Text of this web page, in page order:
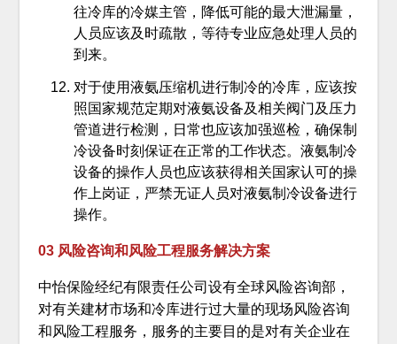
往冷库的冷媒主管，降低可能的最大泄漏量，
人员应该及时疏散，等待专业应急处理人员的
到来。
对于使用液氨压缩机进行制冷的冷库，应该按
照国家规范定期对液氨设备及相关阀门及压力
管道进行检测，日常也应该加强巡检，确保制
冷设备时刻保证在正常的工作状态。液氨制冷
设备的操作人员也应该获得相关国家认可的操
作上岗证，严禁无证人员对液氨制冷设备进行
操作。
03 风险咨询和风险工程服务解决方案
中怡保险经纪有限责任公司设有全球风险咨询部，
对有关建材市场和冷库进行过大量的现场风险咨询
和风险工程服务，服务的主要目的是对有关企业在